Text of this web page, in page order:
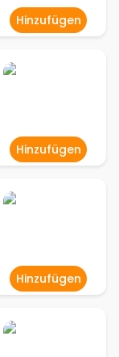
Hinzufügen
Hinzufügen
Hinzufügen